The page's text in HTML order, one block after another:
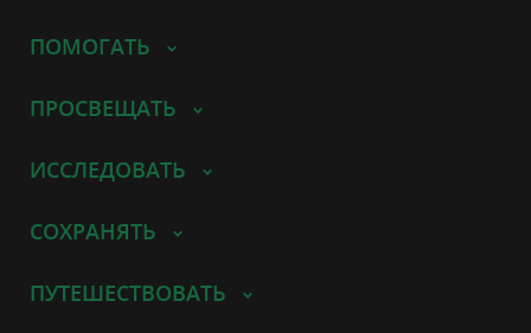
ПОМОГАТЬ
ПРОСВЕЩАТЬ
ИССЛЕДОВАТЬ
СОХРАНЯТЬ
ПУТЕШЕСТВОВАТЬ